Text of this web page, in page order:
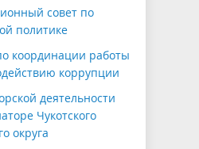
совет по
политике
координации работы
коррупции
деятельности
Чукотского
округа